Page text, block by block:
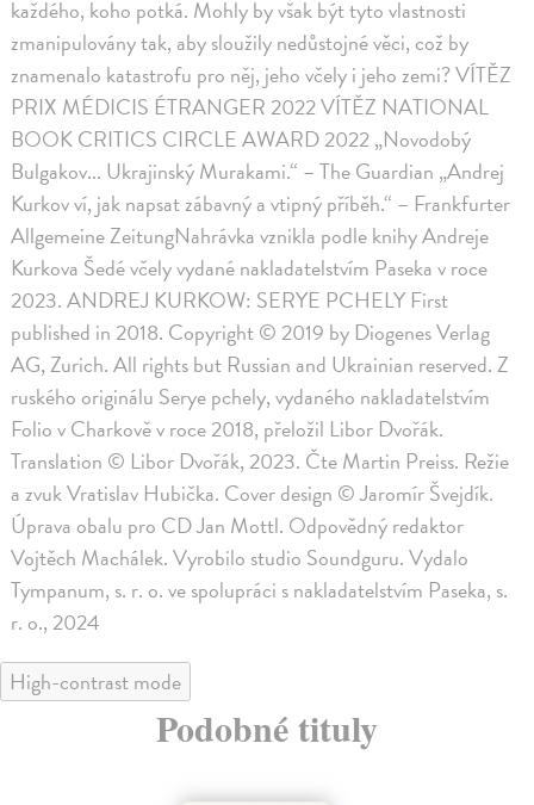
každého, koho potká. Mohly by však být tyto vlastnosti
zmanipulovány tak, aby sloužily nedůstojné věci, což by
znamenalo katastrofu pro něj, jeho včely i jeho zemi? VÍTĚZ
PRIX MÉDICIS ÉTRANGER 2022 VÍTĚZ NATIONAL
BOOK CRITICS CIRCLE AWARD 2022 „Novodobý
Bulgakov... Ukrajinský Murakami.“ – The Guardian „Andrej
Kurkov ví, jak napsat zábavný a vtipný příběh.“ – Frankfurter
Allgemeine ZeitungNahrávka vznikla podle knihy Andreje
Kurkova Šedé včely vydané nakladatelstvím Paseka v roce
2023. ANDREJ KURKOW: SERYE PCHELY First
published in 2018. Copyright © 2019 by Diogenes Verlag
AG, Zurich. All rights but Russian and Ukrainian reserved. Z
ruského originálu Serye pchely, vydaného nakladatelstvím
Folio v Charkově v roce 2018, přeložil Libor Dvořák.
Translation © Libor Dvořák, 2023. Čte Martin Preiss. Režie
a zvuk Vratislav Hubička. Cover design © Jaromír Švejdík.
Úprava obalu pro CD Jan Mottl. Odpovědný redaktor
Vojtěch Machálek. Vyrobilo studio Soundguru. Vydalo
Tympanum, s. r. o. ve spolupráci s nakladatelstvím Paseka, s.
r. o., 2024
High-contrast mode
Podobné tituly